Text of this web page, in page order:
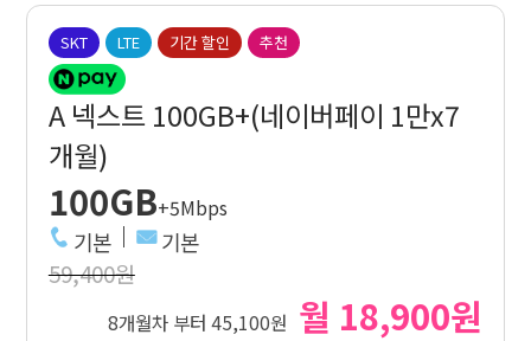
SKT LTE 기간 할인 추천
A 넥스트 100GB+(네이버페이 1만x7
개월)
100GB+5Mbps
기본 기본
59,400원
8개월차 부터 45,100원 월 18,900원